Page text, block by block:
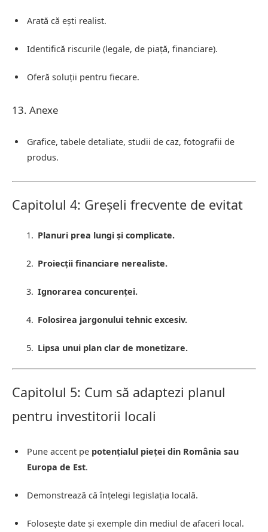
Arată că ești realist.
Identifică riscurile (legale, de piață, financiare).
Oferă soluții pentru fiecare.
13. Anexe
Grafice, tabele detaliate, studii de caz, fotografii de
produs.
Capitolul 4: Greșeli frecvente de evitat
Planuri prea lungi și complicate.
Proiecții financiare nerealiste.
Ignorarea concurenței.
Folosirea jargonului tehnic excesiv.
Lipsa unui plan clar de monetizare.
Capitolul 5: Cum să adaptezi planul
pentru investitorii locali
Pune accent pe potențialul pieței din România sau
Europa de Est.
Demonstrează că înțelegi legislația locală.
Folosește date și exemple din mediul de afaceri local.